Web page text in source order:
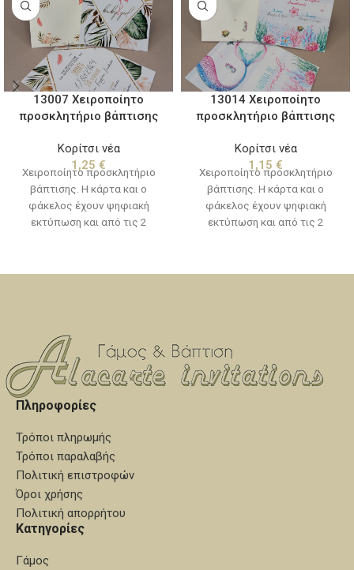
13007 Χειροποίητο
προσκλητήριο βάπτισης
Κορίτσι νέα
1,25 €
Χειροποίητο προσκλητήριο
βάπτισης. Η κάρτα και ο
φάκελος έχουν ψηφιακή
εκτύπωση και από τις 2
θερμοτυπία) που το κόστος
τα κείμενα και τα λογότυπα.
Χρόνος παράδοσης, 10 με 15
εργάσιμες ημέρες από την
ημερομηνία που θα εγκριθεί η
μακέτα.
13014 Χειροποίητο
προσκλητήριο βάπτισης
Κορίτσι νέα
1,15 €
Χειροποίητο προσκλητήριο
βάπτισης. Η κάρτα και ο
φάκελος έχουν ψηφιακή
εκτύπωση και από τις 2
την ημερομηνία που θα
Πληροφορίες
Τρόποι πληρωμής
Τρόποι παραλαβής
Πολιτική επιστροφών
Όροι χρήσης
Πολιτική απορρήτου
Κατηγορίες
Γάμος